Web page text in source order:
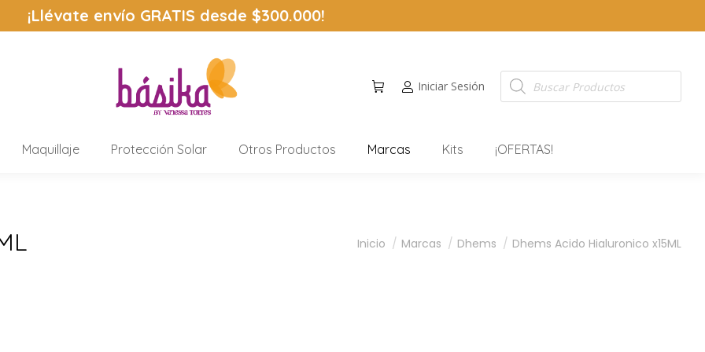
¡Llévate envío GRATIS desde $300.000!
Iniciar Sesión
Maquillaje Protección Solar Otros Productos Marcas Kits ¡OFERTAS!
Estás aquí:
Inicio Marcas Dhems Dhems Acido Hialuronico x15ML